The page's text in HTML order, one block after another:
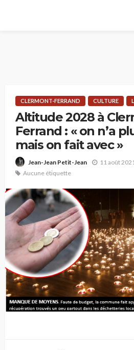
CLERMONT-FERRAND CULTURE
Altitude 2028 à
Ferrand : « on n’a
mais on fait avec »
Jean-Jean Petit-Jean 11 août 2021
Aucune étiquette